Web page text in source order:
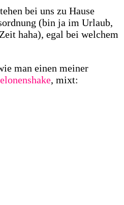
bei uns zu Hause
(bin ja im Urlaub,
haha), egal bei welchem
man einen meiner
, mixt: